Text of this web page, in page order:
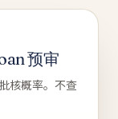
预审
核概率。不查